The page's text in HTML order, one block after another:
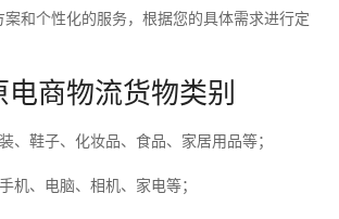
和个性化的服务，根据您的具体需求进行定
商物流货物类别
、鞋子、化妆品、食品、家居用品等；
机、电脑、相机、家电等；